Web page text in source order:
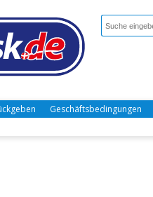
Geschäftsbedingungen